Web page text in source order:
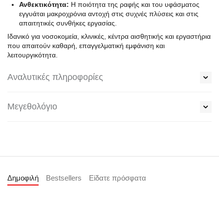
Ανθεκτικότητα: Η ποιότητα της ραφής και του υφάσματος
εγγυάται μακροχρόνια αντοχή στις συχνές πλύσεις και στις
απαιτητικές συνθήκες εργασίας.
Ιδανικό για νοσοκομεία, κλινικές, κέντρα αισθητικής και εργαστήρια
που απαιτούν καθαρή, επαγγελματική εμφάνιση και
λειτουργικότητα.
Αναλυτικές πληροφορίες
Μεγεθολόγιο
Δημοφιλή Bestsellers Είδατε πρόσφατα